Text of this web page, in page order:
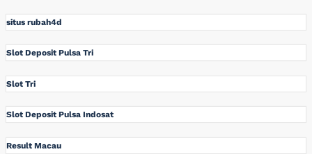
situs rubah4d
Slot Deposit Pulsa Tri
Slot Tri
Slot Deposit Pulsa Indosat
Result Macau